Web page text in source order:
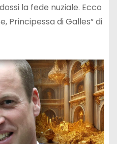
la fede nuziale. Ecco
Principessa di Galles” di